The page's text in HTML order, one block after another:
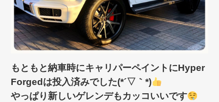
もともと納車時にキャリパーペイントにHyper
Forgedは投入済みでした(*´▽｀*)
やっぱり新しいゲレンデもカッコいいです